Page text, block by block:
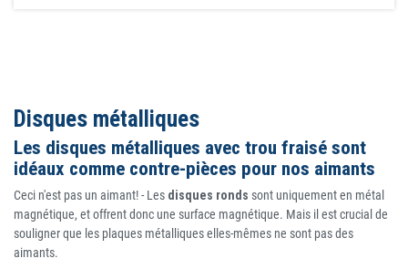
Disques métalliques
Les disques métalliques avec trou fraisé sont
idéaux comme contre-pièces pour nos aimants
Ceci n'est pas un aimant! - Les disques ronds sont uniquement en métal
magnétique, et offrent donc une surface magnétique. Mais il est crucial de
souligner que les plaques métalliques elles-mêmes ne sont pas des
aimants.